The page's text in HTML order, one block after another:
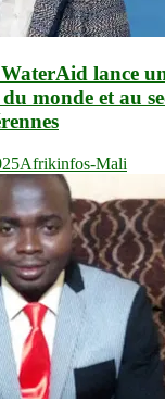
WaterAid lance
monde et au
Afrikinfos-Mali